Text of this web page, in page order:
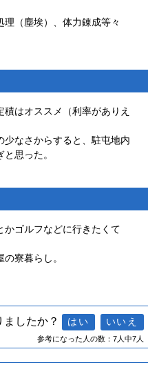
（塵埃）、体力錬成等々
はオススメ（利率がありえ
なさからすると、駐屯地内
思った。
ゴルフなどに行きたくて
寮暮らし。
したか？
参考になった人の数：7人中7人